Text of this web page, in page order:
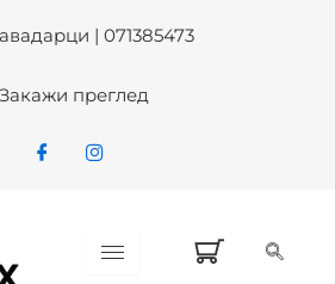
| 071385473
Закажи преглед